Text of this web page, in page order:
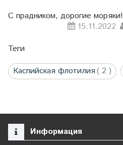
С прадником, дорогие моряки!
15.11.2022
Теги
Каспийская флотилия( 2 )
Информация